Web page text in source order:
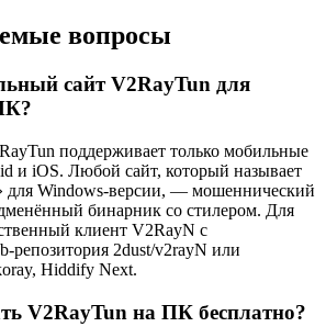
вопросы
сайт V2RayTun для
поддерживает только мобильные
и iOS. Любой сайт, который называет
для Windows-версии, — мошеннический
бинарник со стилером. Для
клиент V2RayN с
репозитория 2dust/v2rayN или
Hiddify Next.
V2RayTun на ПК бесплатно?